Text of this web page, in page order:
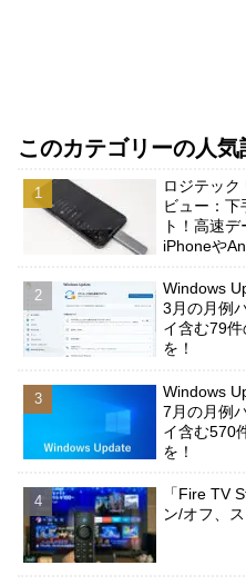
このカテゴリーの人気
ロジテック
ビュー：下
ト！高速
iPhoneや
Windows
3月の月例
イ含む79
を！
Windows
7月の月例
イ含む570
を！
「Fire TV
ン/オフ、